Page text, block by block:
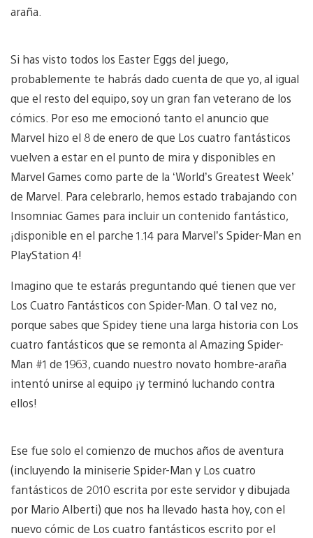
araña.
Si has visto todos los Easter Eggs del juego,
probablemente te habrás dado cuenta de que yo, al igual
que el resto del equipo, soy un gran fan veterano de los
cómics. Por eso me emocionó tanto el anuncio que
Marvel hizo el 8 de enero de que Los cuatro fantásticos
vuelven a estar en el punto de mira y disponibles en
Marvel Games como parte de la ‘World’s Greatest Week’
de Marvel. Para celebrarlo, hemos estado trabajando con
Insomniac Games para incluir un contenido fantástico,
¡disponible en el parche 1.14 para Marvel’s Spider-Man en
PlayStation 4!
Imagino que te estarás preguntando qué tienen que ver
Los Cuatro Fantásticos con Spider-Man. O tal vez no,
porque sabes que Spidey tiene una larga historia con Los
cuatro fantásticos que se remonta al Amazing Spider-
Man #1 de 1963, cuando nuestro novato hombre-araña
intentó unirse al equipo ¡y terminó luchando contra
ellos!
Ese fue solo el comienzo de muchos años de aventura
(incluyendo la miniserie Spider-Man y Los cuatro
fantásticos de 2010 escrita por este servidor y dibujada
por Mario Alberti) que nos ha llevado hasta hoy, con el
nuevo cómic de Los cuatro fantásticos escrito por el